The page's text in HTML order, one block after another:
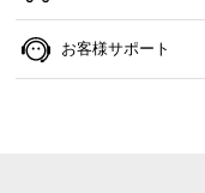
お客様サポート